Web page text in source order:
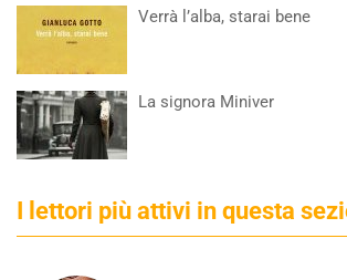
Verrà l’alba, starai bene
La signora Miniver
I lettori più attivi in questa